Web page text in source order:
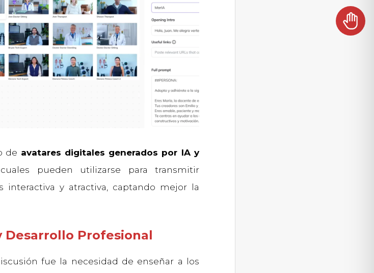
de avatares digitales generados por IA y
pueden utilizarse para transmitir
interactiva y atractiva, captando mejor la
Desarrollo Profesional
fue la necesidad de enseñar a los